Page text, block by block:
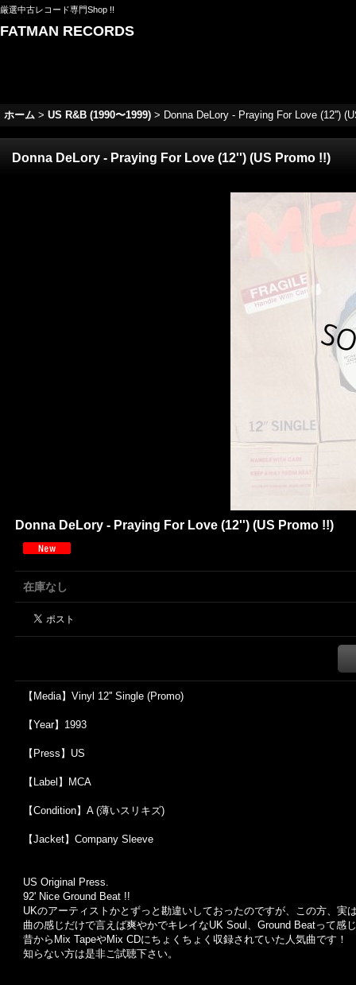
厳選中古レコード専門Shop !!
FATMAN RECORDS
ホーム > US R&B (1990〜1999) > Donna DeLory - Praying For Love (12'')
Donna DeLory - Praying For Love (12'') (US Promo !!)
Donna DeLory - Praying For Love (12'') (US Promo !!)
在庫なし
【Media】Vinyl 12'' Single (Promo)
【Year】1993
【Press】US
【Label】MCA
【Condition】A (薄いスリキズ)
【Jacket】Company Sleeve
US Original Press.
92' Nice Ground Beat !!
UKのアーティストかとずっと勘違いしておったのですが、この方、実
曲の感じだけで言えば爽やかでキレイなUK Soul、Ground Beatって
昔からMix TapeやMix CDにちょくちょく収録されていた人気曲です！
知らない方は是非ご試聴下さい。